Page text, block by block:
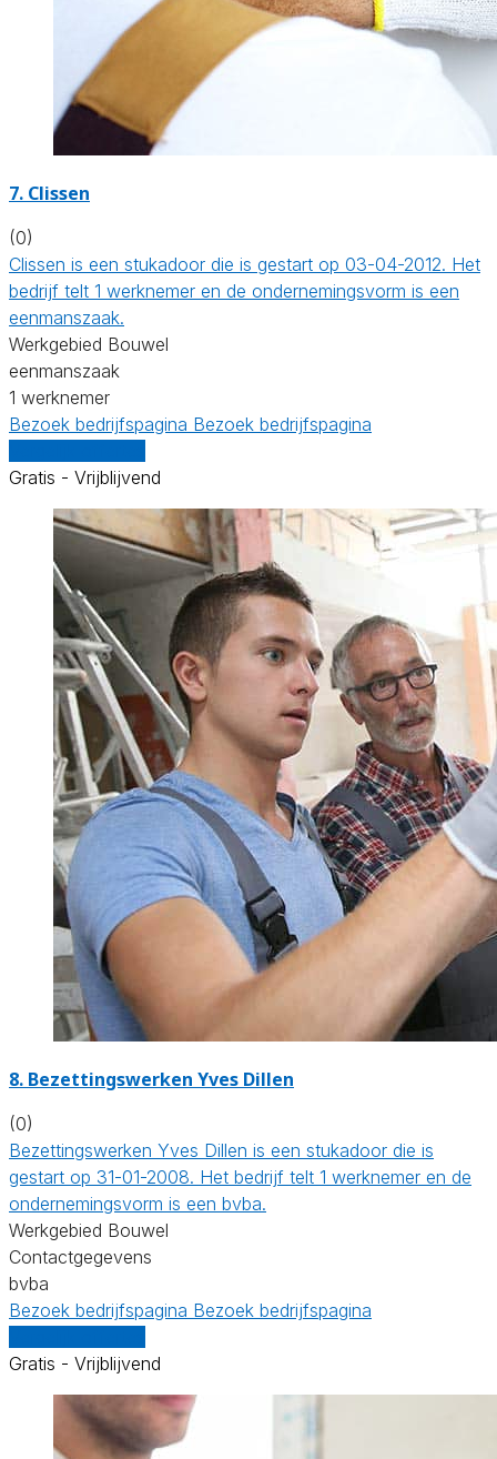
7. Clissen
(0)
Clissen is een stukadoor die is gestart op 03-04-2012. Het
bedrijf telt 1 werknemer en de ondernemingsvorm is een
eenmanszaak.
Werkgebied Bouwel
eenmanszaak
1 werknemer
Bezoek bedrijfspagina Bezoek bedrijfspagina
Gratis - Vrijblijvend
8. Bezettingswerken Yves Dillen
(0)
Bezettingswerken Yves Dillen is een stukadoor die is
gestart op 31-01-2008. Het bedrijf telt 1 werknemer en de
ondernemingsvorm is een bvba.
Werkgebied Bouwel
Contactgegevens
bvba
Bezoek bedrijfspagina Bezoek bedrijfspagina
Gratis - Vrijblijvend